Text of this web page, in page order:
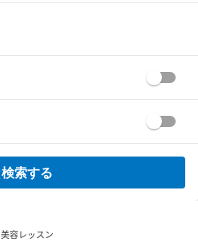
検索する
美容レッスン